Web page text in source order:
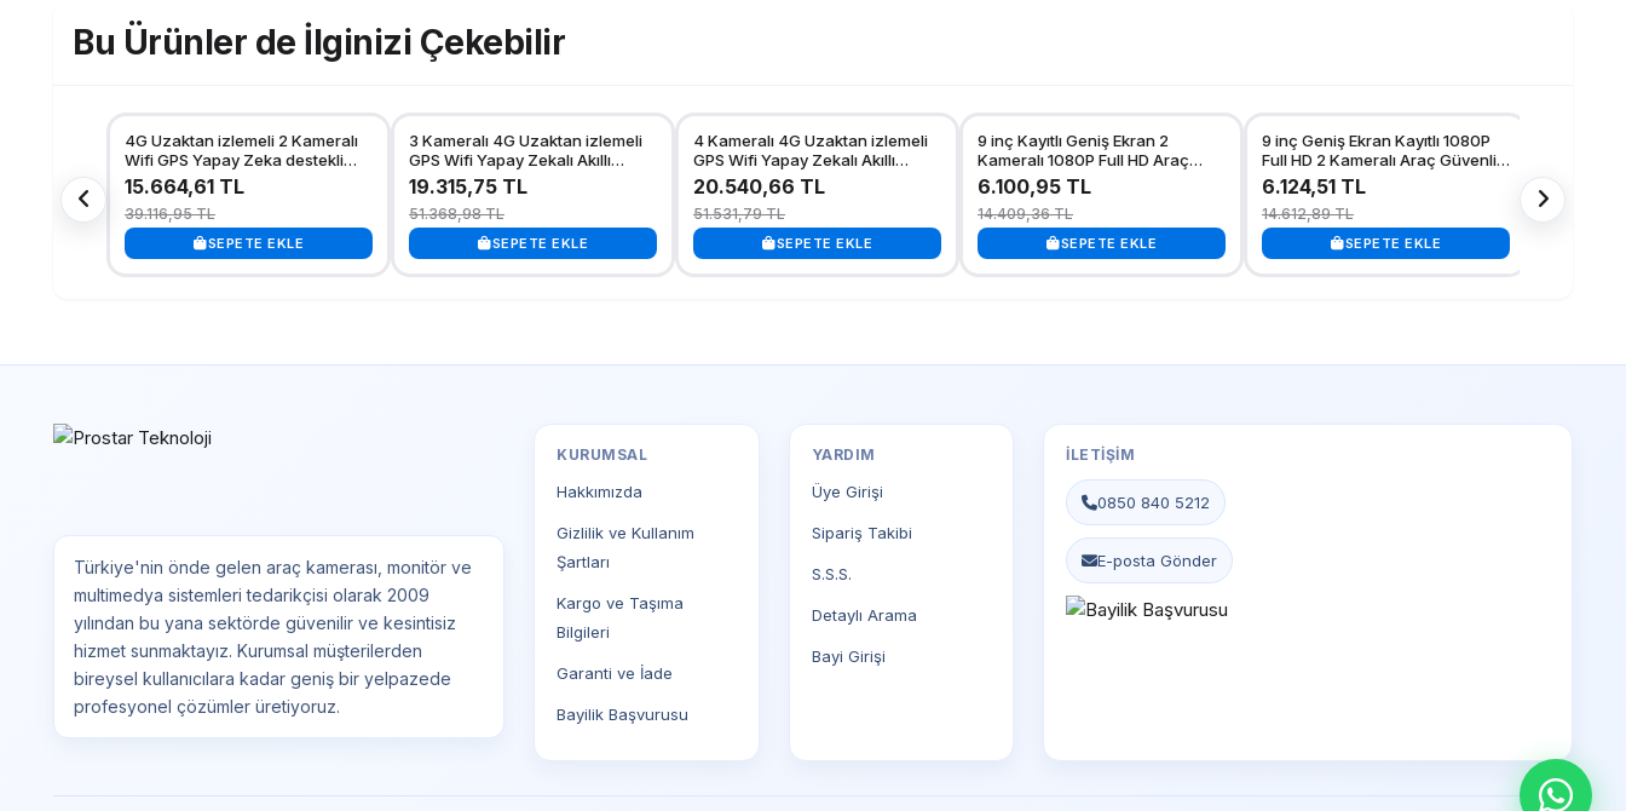
Bu Ürünler de İlginizi Çekebilir
4G Uzaktan izlemeli 2 Kameralı
Wifi GPS Yapay Zeka destekli
Akıllı Dashcam Kamyon Tır
Kamera Sistemi
39.116,95 TL
15.664,61 TL
SEPETE EKLE
3 Kameralı 4G Uzaktan izlemeli
GPS Wifi Yapay Zekalı Akıllı
Dashcam Kamyon Tır Kamera
Sistemi
51.368,98 TL
19.315,75 TL
SEPETE EKLE
4 Kameralı 4G Uzaktan izlemeli
GPS Wifi Yapay Zekalı Akıllı
Dashcam Kamyon Tır Kamera
Sistemi
51.531,79 TL
20.540,66 TL
SEPETE EKLE
9 inç Kayıtlı Geniş Ekran 2
Kameralı 1080P Full HD Araç
Güvenlik ve Geri Görüş Seti (12-
24V)
14.409,36 TL
6.100,95 TL
SEPETE EKLE
9 inç Geniş Ekran Kayıtlı 1080P
Full HD 2 Kameralı Araç Güvenlik
ve Geri Görüş Seti (12-24V)
14.612,89 TL
6.124,51 TL
SEPETE EKLE
Kamyon,
Uyumlu
Türkiye'nin önde gelen araç kamerası, monitör ve
multimedya sistemleri tedarikçisi olarak 2009
yılından bu yana sektörde güvenilir ve kesintisiz
hizmet sunmaktayız. Kurumsal müşterilerden
bireysel kullanıcılara kadar geniş bir yelpazede
profesyonel çözümler üretiyoruz.
KURUMSAL
Hakkımızda
Gizlilik ve Kullanım
Şartları
Kargo ve Taşıma
Bilgileri
Garanti ve İade
Bayilik Başvurusu
YARDIM
Üye Girişi
Sipariş Takibi
S.S.S.
Detaylı Arama
Bayi Girişi
İLETIŞIM
0850 840 5212
E-posta Gönder